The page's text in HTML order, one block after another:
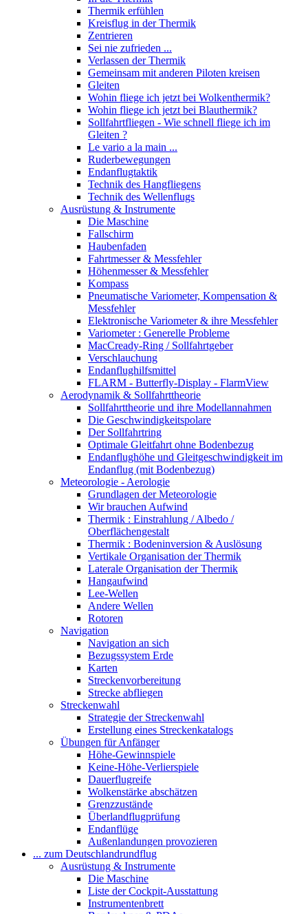
Thermik erfühlen
Kreisflug in der Thermik
Zentrieren
Sei nie zufrieden ...
Verlassen der Thermik
Gemeinsam mit anderen Piloten kreisen
Gleiten
Wohin fliege ich jetzt bei Wolkenthermik?
Wohin fliege ich jetzt bei Blauthermik?
Sollfahrtfliegen - Wie schnell fliege ich im
Gleiten ?
Le vario a la main ...
Ruderbewegungen
Endanflugtaktik
Technik des Hangfliegens
Technik des Wellenflugs
Ausrüstung & Instrumente
Die Maschine
Fallschirm
Haubenfaden
Fahrtmesser & Messfehler
Höhenmesser & Messfehler
Kompass
Pneumatische Variometer, Kompensation &
Messfehler
Elektronische Variometer & ihre Messfehler
Variometer : Generelle Probleme
MacCready-Ring / Sollfahrtgeber
Verschlauchung
Endanflughilfsmittel
FLARM - Butterfly-Display - FlarmView
Aerodynamik & Sollfahrttheorie
Sollfahrttheorie und ihre Modellannahmen
Die Geschwindigkeitspolare
Der Sollfahrtring
Optimale Gleitfahrt ohne Bodenbezug
Endanflughöhe und Gleitgeschwindigkeit im
Endanflug (mit Bodenbezug)
Meteorologie - Aerologie
Grundlagen der Meteorologie
Wir brauchen Aufwind
Thermik : Einstrahlung / Albedo /
Oberflächengestalt
Thermik : Bodeninversion & Auslösung
Vertikale Organisation der Thermik
Laterale Organisation der Thermik
Hangaufwind
Lee-Wellen
Andere Wellen
Rotoren
Navigation
Navigation an sich
Bezugssystem Erde
Karten
Streckenvorbereitung
Strecke abfliegen
Streckenwahl
Strategie der Streckenwahl
Erstellung eines Streckenkatalogs
Übungen für Anfänger
Höhe-Gewinnspiele
Keine-Höhe-Verlierspiele
Dauerflugreife
Wolkenstärke abschätzen
Grenzzustände
Überlandflugprüfung
Endanflüge
Außenlandungen provozieren
... zum Deutschlandrundflug
Ausrüstung & Instrumente
Die Maschine
Liste der Cockpit-Ausstattung
Instrumentenbrett